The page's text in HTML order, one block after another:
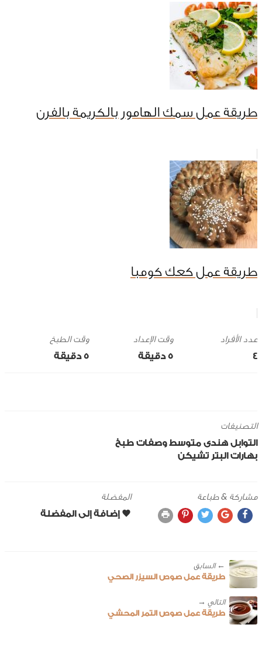
طريقة عمل سمك الهامور بالكريمة بالفرن
طريقة عمل كعك كومبا
4
وقت الإعداد
5 ‎دقيقة
وقت الطبخ
5 ‎دقيقة
التصنيفات
التوابل هندى متوسط وصفات طبخ
بهارات البتر تشيكن
مشاركة & طباعة المفضلة
← ‎السابق
طريقة عمل صوص السيزر الصحي
طريقة عمل صوص التمر المحشي